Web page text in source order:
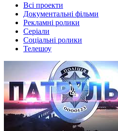
Всі проекти
Документальні фільми
Рекламні ролики
Серіали
Соціальні ролики
Телешоу